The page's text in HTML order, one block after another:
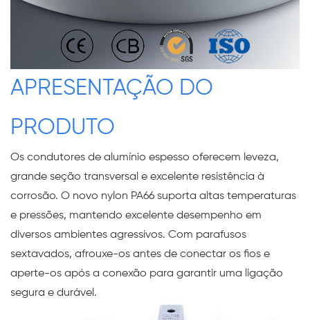
APRESENTAÇÃO DO
PRODUTO
Os condutores de alumínio espesso oferecem leveza,
grande seção transversal e excelente resistência à
corrosão. O novo nylon PA66 suporta altas temperaturas
e pressões, mantendo excelente desempenho em
diversos ambientes agressivos. Com parafusos
sextavados, afrouxe-os antes de conectar os fios e
aperte-os após a conexão para garantir uma ligação
segura e durável.